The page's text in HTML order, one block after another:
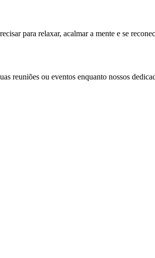
para relaxar, acalmar a mente e se
reuniões ou eventos enquanto nossos